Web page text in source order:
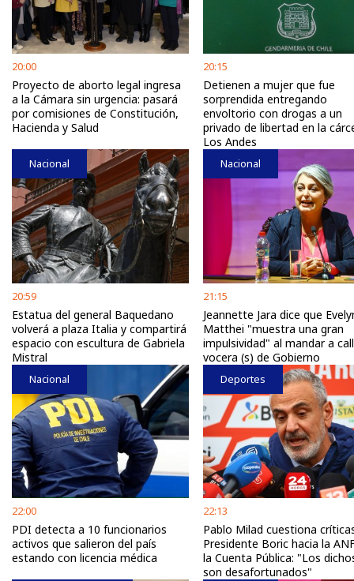
20:00
Proyecto de aborto legal ingresa
a la Cámara sin urgencia: pasará
por comisiones de Constitución,
Hacienda y Salud
20:15
Detienen a mujer que fue
sorprendida entregando
envoltorio con drogas a un
privado de libertad en la
Los Andes
Nacional
20:59
Estatua del general Baquedano
volverá a plaza Italia y compartirá
espacio con escultura de Gabriela
Mistral
Nacional
21:15
Jeannette Jara dice que
Matthei "muestra una gran
impulsividad" al mandar a
vocera (s) de Gobierno
Nacional
22:00
PDI detecta a 10 funcionarios
activos que salieron del país
estando con licencia médica
Deportes
22:13
Pablo Milad cuestiona
Presidente Boric hacia la
la Cuenta Pública: "Los
son desafortunados"